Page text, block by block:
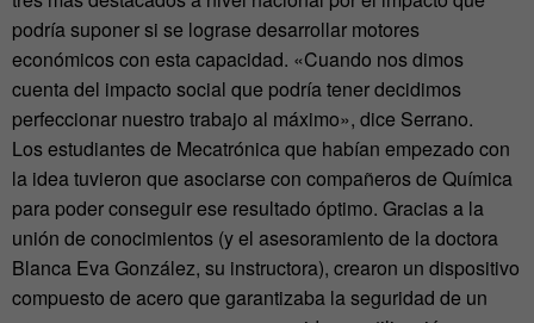
podría suponer si se lograse desarrollar motores
económicos con esta capacidad. «Cuando nos dimos
cuenta del impacto social que podría tener decidimos
perfeccionar nuestro trabajo al máximo», dice Serrano.
Los estudiantes de Mecatrónica que habían empezado con
la idea tuvieron que asociarse con compañeros de Química
para poder conseguir ese resultado óptimo. Gracias a la
unión de conocimientos (y el asesoramiento de la doctora
Blanca Eva González, su instructora), crearon un dispositivo
compuesto de acero que garantizaba la seguridad de un